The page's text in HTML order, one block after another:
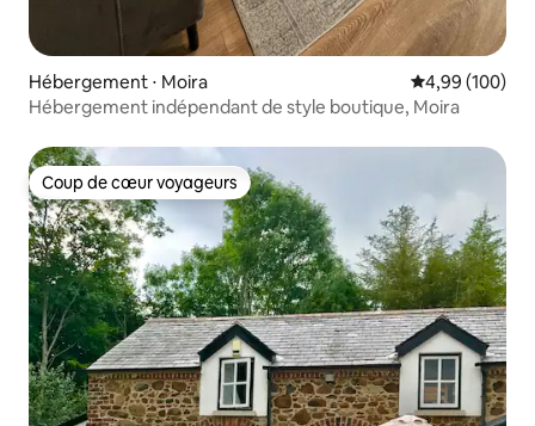
Hébergement ⋅ Moira Évaluation
4,99 (100)
Hébergement indépendant de style boutique, Moira
Coup de cœur voyageurs
Coup de cœur voyageurs